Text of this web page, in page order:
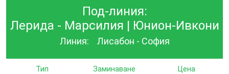
Под-линия:
Лерида - Марсилия | Юнион-Ивкони
Линия: Лисабон - София
Тип Заминаване Цена